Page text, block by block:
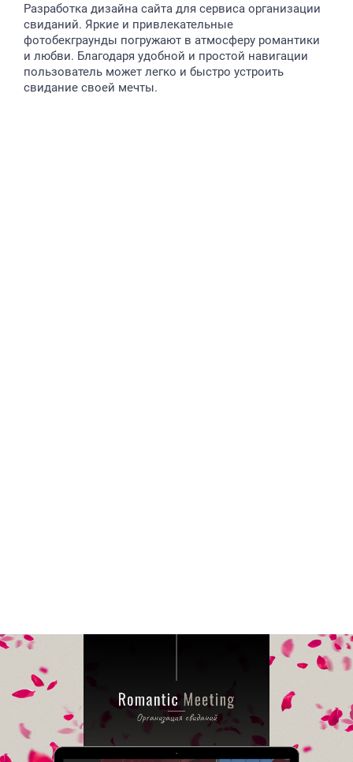
Разработка дизайна сайта для сервиса организации
свиданий. Яркие и привлекательные
фотобекграунды погружают в атмосферу романтики
и любви. Благодаря удобной и простой навигации
пользователь может легко и быстро устроить
свидание своей мечты.